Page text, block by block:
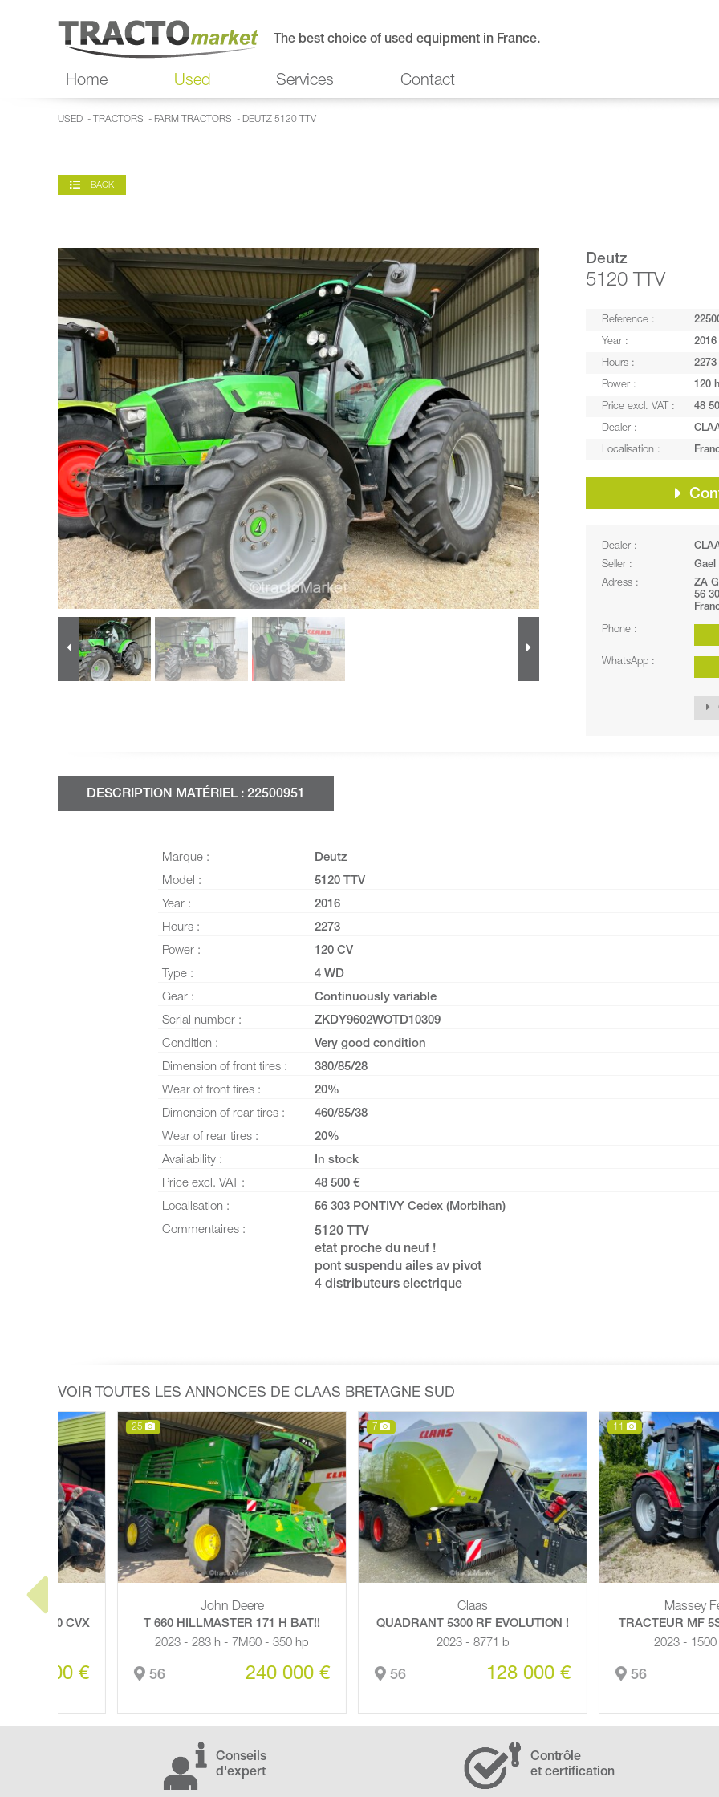
The best choice of used equipment in France.
Home Used Services Contact
USED - TRACTORS - FARM TRACTORS - DEUTZ 5120 TTV
BACK
Deutz
5120 TTV
Reference :
Year : 2016
Hours : 2273
Power : 120
Price excl. VAT : 48
Dealer :
Localisation :
Dealer :
Seller :
Gael
Adress :
ZA
56
Phone :
WhatsApp :
DESCRIPTION MATÉRIEL : 22500951
Marque :
Deutz
Model :
5120 TTV
Year :
2016
Hours :
2273
Power :
120 CV
Type :
4 WD
Gear :
Continuously variable
Serial number :
ZKDY9602WOTD10309
Condition :
Very good condition
Dimension of front tires :
380/85/28
Wear of front tires :
20%
Dimension of rear tires :
460/85/38
Wear of rear tires :
20%
Availability :
In stock
Price excl. VAT :
48 500 €
Localisation :
56 303 PONTIVY Cedex (Morbihan)
Commentaires :
5120 TTV
etat proche du neuf !
pont suspendu ailes av pivot
4 distributeurs electrique
VOIR TOUTES LES ANNONCES DE CLAAS BRETAGNE SUD
000 €
7
Claas
QUADRANT 5300 RF EVOLUTION !
2023 - 8771 b
56 128 000 €
11
Massey Ferguson
TRACTEUR MF 5S105 + ADPT MX
2023 - 1500 h - 105 hp
56 68 500 €
Claas
ARION 660 CMATIC
2022 - 4091 h -
29
Conseils
d'expert
Contrôle
et certification